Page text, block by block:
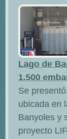
Lago de
1.500
Se
ubicada en
Banyoles y
proyecto